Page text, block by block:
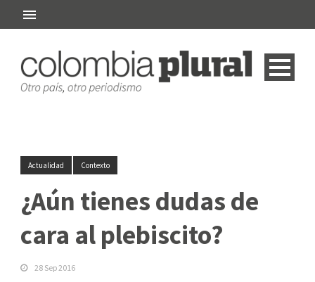
Actualidad Contexto
¿Aún tienes dudas de
cara al plebiscito?
28 Sep 2016